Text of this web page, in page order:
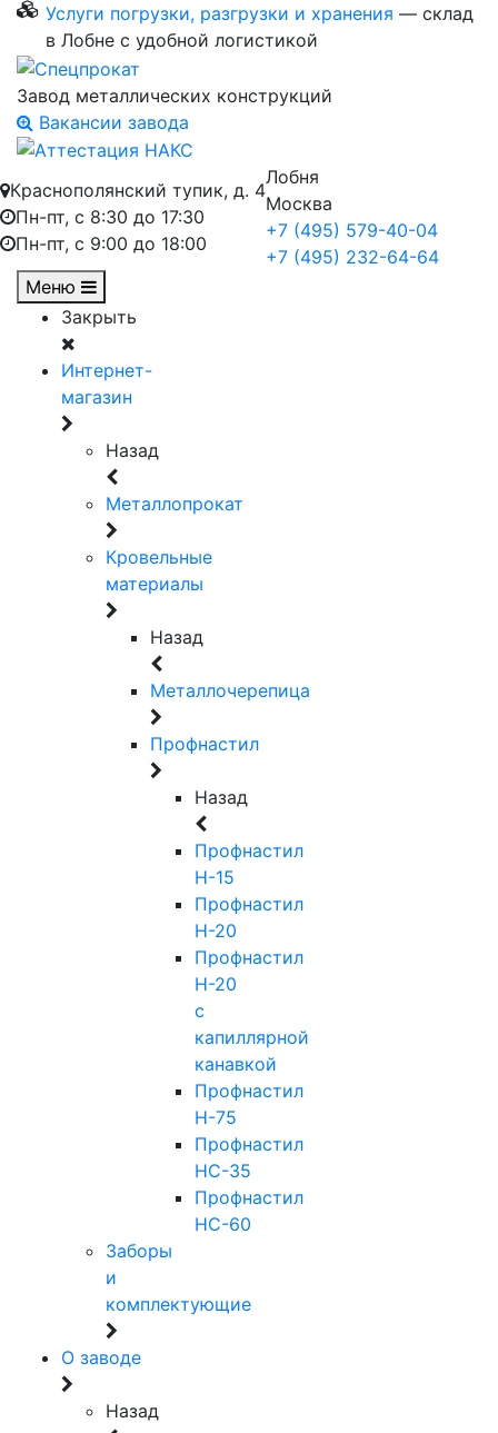
Услуги погрузки, разгрузки и хранения — склад
в Лобне с удобной логистикой
Завод металлических конструкций
Вакансии завода
Краснополянский тупик, д. 4
Пн-пт, с 8:30 до 17:30
Пн-пт, с 9:00 до 18:00
Лобня
Москва
+7 (495) 579-40-04
+7 (495) 232-64-64
Меню
Закрыть
Интернет-
магазин
Назад
Металлопрокат
Кровельные
материалы
Назад
Металлочерепица
Профнастил
Назад
Профнастил
Н-15
Профнастил
Н-20
Профнастил
Н-20
с
капиллярной
канавкой
Профнастил
Н-75
Профнастил
НС-35
Профнастил
НС-60
Заборы
и
комплектующие
О заводе
Назад